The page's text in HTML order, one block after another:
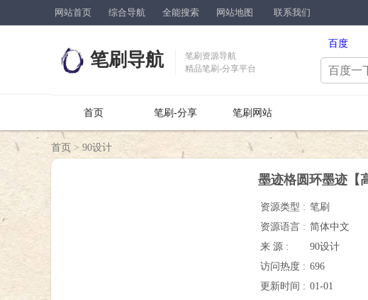
网站首页 综合导航 全能搜索 网站地图 联系我们
笔刷导航
笔刷资源导航
精品笔刷-分享平台
百度
首页 笔刷-分享 笔刷网站
首页 > 90设计
墨迹格圆环墨迹【
资源类型 : 笔刷
资源语言 : 简体中文
来 源 :
90设计
访问热度 : 696
更新时间 : 01-01